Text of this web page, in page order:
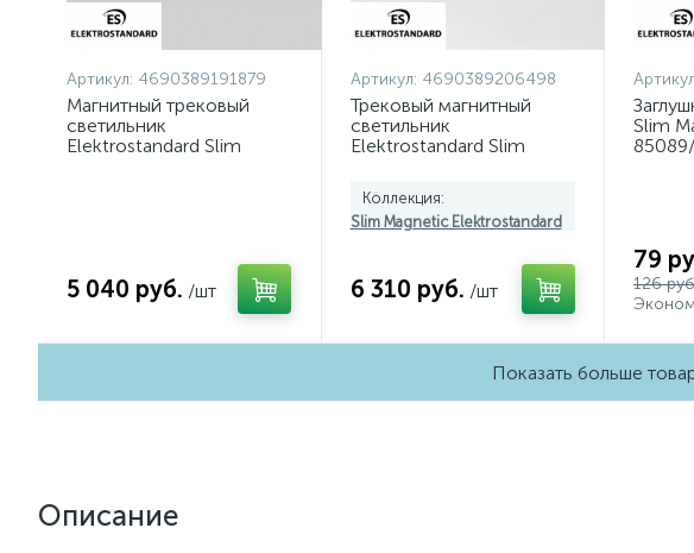
Артикул: 4690389191879
Магнитный трековый
светильник
Elektrostandard Slim
5 040 руб. /шт
Артикул: 4690389206498
Трековый магнитный
светильник
Elektrostandard Slim
85209/01 a067371
Коллекция:
Slim Magnetic Elektrostandard
6 310 руб. /шт
Slim
79
126
Показать больше
Описание